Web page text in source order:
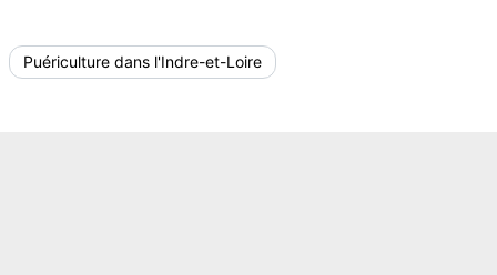
Puériculture dans l'Indre-et-Loire